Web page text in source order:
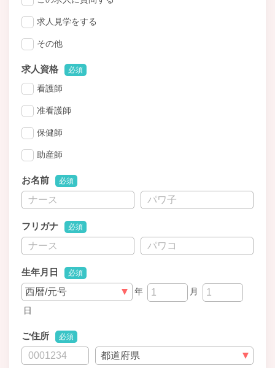
求人見学をする
その他
求人資格 必須
看護師
准看護師
保健師
助産師
お名前 必須
フリガナ 必須
生年月日 必須
年
月
日
ご住所 必須